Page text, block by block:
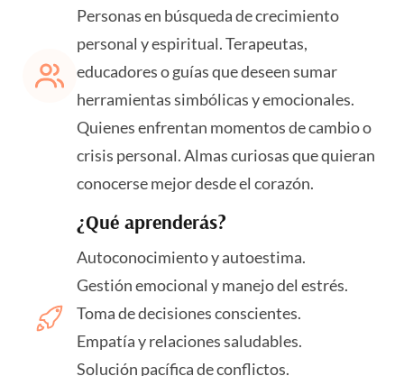
Personas en búsqueda de crecimiento
personal y espiritual. Terapeutas,
educadores o guías que deseen sumar
herramientas simbólicas y emocionales.
Quienes enfrentan momentos de cambio o
crisis personal. Almas curiosas que quieran
conocerse mejor desde el corazón.
¿Qué aprenderás?
Autoconocimiento y autoestima.
Gestión emocional y manejo del estrés.
Toma de decisiones conscientes.
Empatía y relaciones saludables.
Solución pacífica de conflictos.